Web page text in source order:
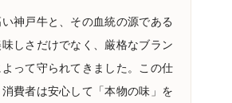
神戸牛と、その血統の源である
しさだけでなく、厳格なブラン
よって守られてきました。この仕
費者は安心して「本物の味」を